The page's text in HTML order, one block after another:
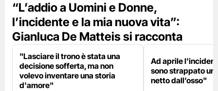
“L’addio a Uomini e Donne,
l’incidente e la mia nuova vita”:
Gianluca De Matteis si racconta
"Lasciare il trono è stata una
decisione sofferta, ma non
volevo inventare una storia
d'amore"
Ad aprile
sono strappato un
netto dall’osso"